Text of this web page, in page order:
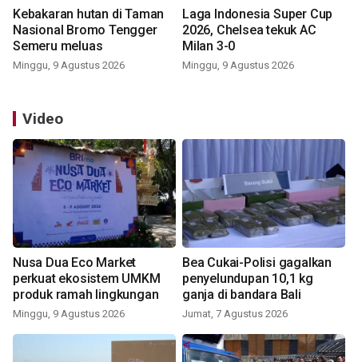
Kebakaran hutan di Taman
Nasional Bromo Tengger
Semeru meluas
Minggu, 9 Agustus 2026
Laga Indonesia Super Cup
2026, Chelsea tekuk AC
Milan 3-0
Minggu, 9 Agustus 2026
Video
Nusa Dua Eco Market
perkuat ekosistem UMKM
produk ramah lingkungan
Minggu, 9 Agustus 2026
Bea Cukai-Polisi gagalkan
penyelundupan 10,1 kg
ganja di bandara Bali
Jumat, 7 Agustus 2026